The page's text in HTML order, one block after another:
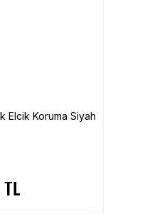
Elcik Koruma Siyah